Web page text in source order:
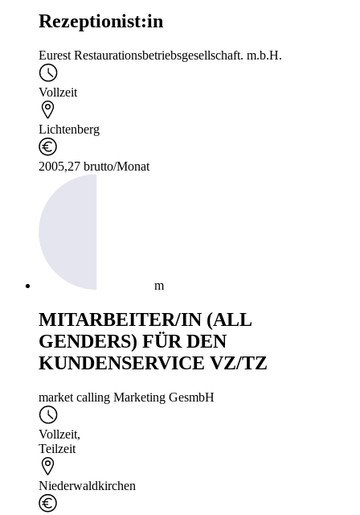
Rezeptionist:in
Eurest Restaurationsbetriebsgesellschaft. m.b.H.
Vollzeit
Lichtenberg
2005,27 brutto/Monat
m
MITARBEITER/IN (ALL
GENDERS) FÜR DEN
KUNDENSERVICE VZ/TZ
market calling Marketing GesmbH
Vollzeit,
Teilzeit
Niederwaldkirchen